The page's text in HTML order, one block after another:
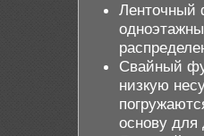
Ленточный
Свайный
низкую
основу для